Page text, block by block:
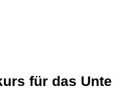
für das